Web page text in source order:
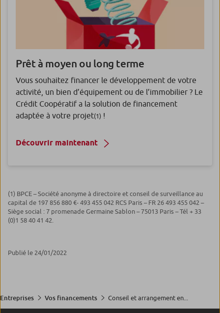
Prêt à moyen ou long terme
Vous souhaitez financer le développement de votre
activité, un bien d’équipement ou de l’immobilier ? Le
Crédit Coopératif a la solution de financement
adaptée à votre projet(1) !
Découvrir maintenant
(1) BPCE – Société anonyme à directoire et conseil de surveillance au
capital de 197 856 880 €- 493 455 042 RCS Paris – FR 26 493 455 042 –
Siège social : 7 promenade Germaine Sablon – 75013 Paris – Tél + 33
(0)1 58 40 41 42.
Publié le 24/01/2022
Entreprises Vos financements Conseil et arrangement en...